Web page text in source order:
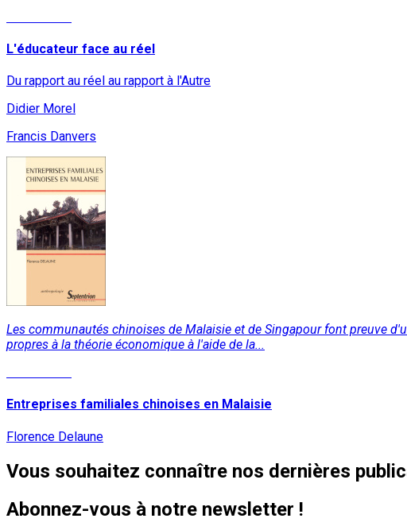
L'éducateur face au réel
Du rapport au réel au rapport à l'Autre
Didier Morel
Francis Danvers
Les communautés chinoises de Malaisie et de Singapour font preuve
propres à la théorie économique à l'aide de la...
Entreprises familiales chinoises en Malaisie
Florence Delaune
Vous souhaitez connaître nos dernières
Abonnez-vous à notre newsletter !